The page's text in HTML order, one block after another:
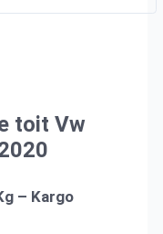
toit Vw
– Kargo